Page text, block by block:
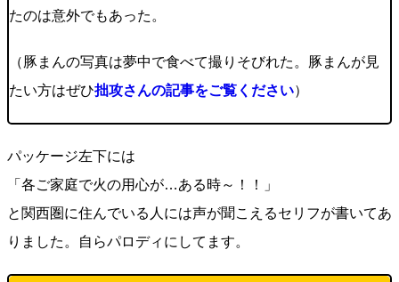
たのは意外でもあった。
（豚まんの写真は夢中で食べて撮りそびれた。豚まんが見
たい方はぜひ拙攻さんの記事をご覧ください）
パッケージ左下には
「各ご家庭で火の用心が…ある時～！！」
と関西圏に住んでいる人には声が聞こえるセリフが書いてあ
りました。自らパロディにしてます。